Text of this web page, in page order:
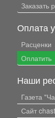
Заказать
Оплата
Расценки
Оплатить
Наши
Газета
Сайт